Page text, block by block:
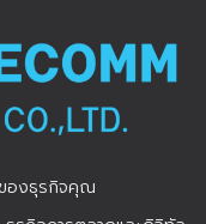
องธุรกิจคุณ